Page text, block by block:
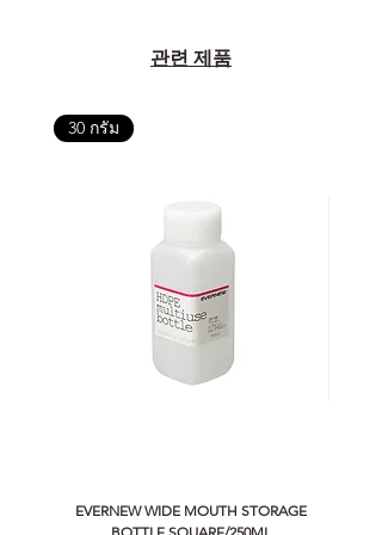
관련 제품
30 กรัม
EVERNEW WIDE MOUTH STORAGE